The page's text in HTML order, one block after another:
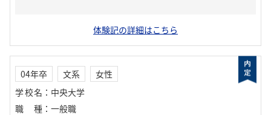
体験記の詳細はこちら
04年卒 文系
女性
学校名 ： 中央大学
職種 ： 一般職